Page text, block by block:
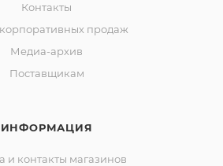
Контакты
продаж
Медиа-архив
Поставщикам
ИНФОРМАЦИЯ
и контакты магазинов